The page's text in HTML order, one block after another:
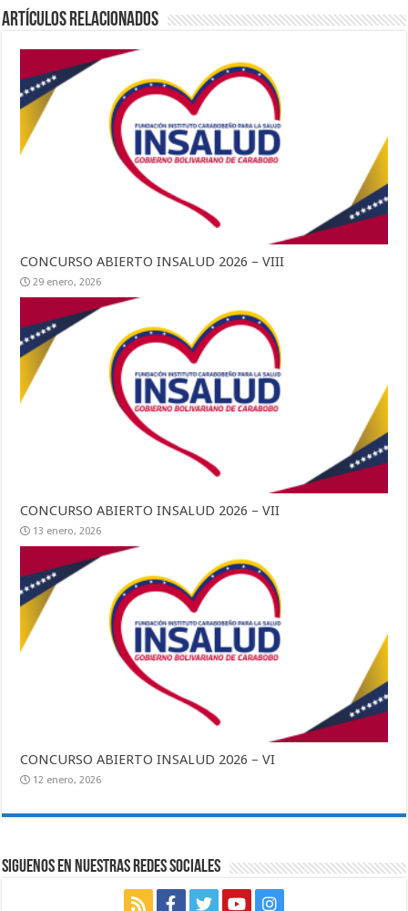
Artículos relacionados
CONCURSO ABIERTO INSALUD 2026 – VIII
29 enero, 2026
CONCURSO ABIERTO INSALUD 2026 – VII
13 enero, 2026
CONCURSO ABIERTO INSALUD 2026 – VI
12 enero, 2026
SIGUENOS EN NUESTRAS REDES SOCIALES